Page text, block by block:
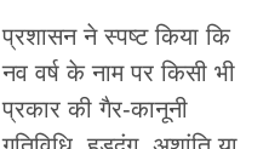
प्रशासन ने स्पष्ट किया कि
नव वर्ष के नाम पर किसी भी
प्रकार की गैर-कानूनी